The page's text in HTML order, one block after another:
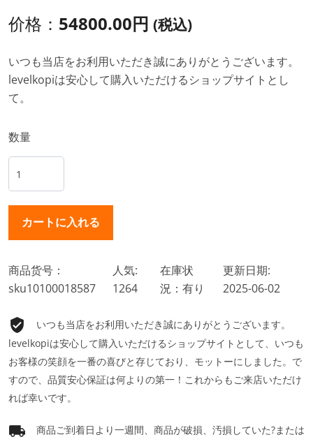
价格： 54800.00円 (税込)
いつも当店をお利用いただき誠にありがとうございます。
levelkopiは安心して購入いただけるショップサイトとし
て。
数量
商品货号：
sku10100018587
人気:
1264
在庫状
況：有り
更新日期:
2025-06-02
いつも当店をお利用いただき誠にありがとうございます。
levelkopiは安心して購入いただけるショップサイトとして、いつも
お客様の笑顔を一番の喜びと存じており、モットーにしました。で
すので、品質安心保証は何よりの第一！これからもご来店いただけ
れば幸いです。
商品ご到着日より一週間、商品が破損、汚損していた?または